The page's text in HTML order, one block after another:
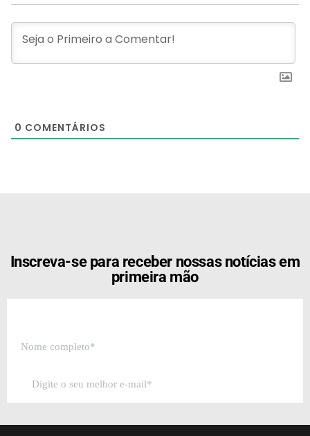
0 COMENTÁRIOS
Inscreva-se para receber nossas notícias em
primeira mão